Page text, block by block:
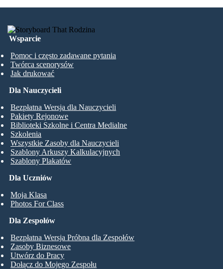
Wsparcie
Pomoc i często zadawane pytania
Twórca scenorysów
Jak drukować
Dla Uczniów
Moja Klasa
Photos For Class
Dla Nauczycieli
Bezpłatna Wersja dla Nauczycieli
Pakiety Rejonowe
Biblioteki Szkolne i Centra Medialne
Szkolenia
Wszystkie Zasoby dla Nauczycieli
Szablony Arkuszy Kalkulacyjnych
Szablony Plakatów
Dla Zespołów
Bezpłatna Wersja Próbna dla Zespołów
Zasoby Biznesowe
Utwórz do Pracy
Dołącz do Mojego Zespołu